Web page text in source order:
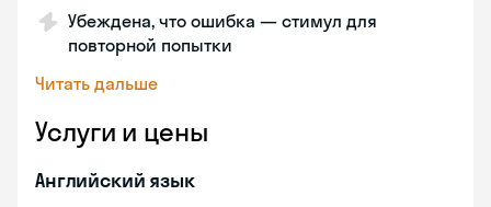
Убеждена, что ошибка — стимул для
повторной попытки
Читать дальше
Услуги и цены
Английский язык